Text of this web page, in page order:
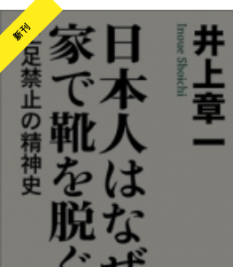
新刊